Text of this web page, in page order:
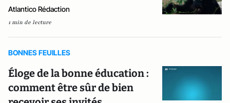
Atlantico Rédaction
1 min de lecture
BONNES FEUILLES
Éloge de la bonne éducation :
comment être sûr de bien